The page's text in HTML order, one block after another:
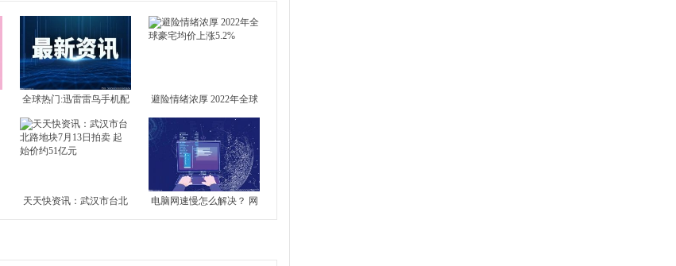
全球热门:迅雷雷鸟手机配
置介绍 雷鸟手机好不好？
避险情绪浓厚 2022年全球
豪宅均价上涨5.2%
天天快资讯：武汉市台北
电脑网速慢怎么解决？ 网